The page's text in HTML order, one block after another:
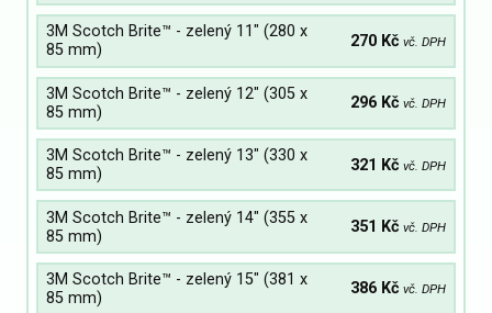
3M Scotch Brite™ - zelený 11" (280 x
85 mm)
270 Kč vč. DPH
3M Scotch Brite™ - zelený 12" (305 x
85 mm)
296 Kč vč. DPH
3M Scotch Brite™ - zelený 13" (330 x
85 mm)
321 Kč vč. DPH
3M Scotch Brite™ - zelený 14" (355 x
85 mm)
351 Kč vč. DPH
3M Scotch Brite™ - zelený 15" (381 x
85 mm)
386 Kč vč. DPH